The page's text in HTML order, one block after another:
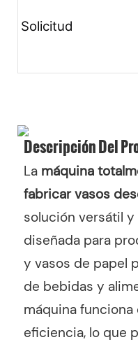
Solicitud
Descripción Del
La máquina
fabricar vasos
solución versátil
diseñada para
y vasos de papel
de bebidas y
máquina
eficiencia, lo que